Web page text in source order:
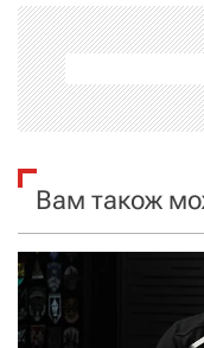
а
ц
і
я
з
а
Вам також